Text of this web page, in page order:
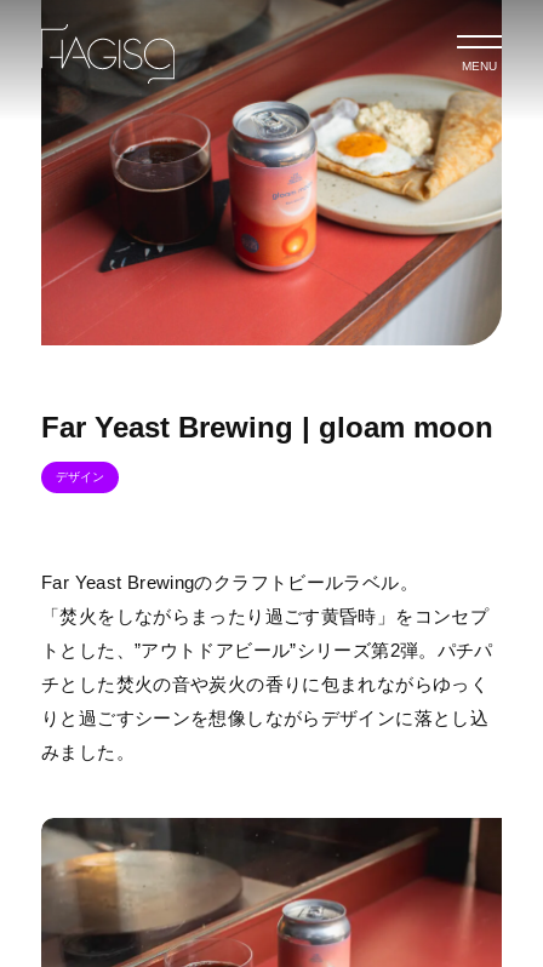
MENU
Far Yeast Brewing | gloam moon
デザイン
Far Yeast Brewingのクラフトビールラベル。
「焚火をしながらまったり過ごす黄昏時」をコンセプ
トとした、”アウトドアビール”シリーズ第2弾。パチパ
チとした焚火の音や炭火の香りに包まれながらゆっく
りと過ごすシーンを想像しながらデザインに落とし込
みました。